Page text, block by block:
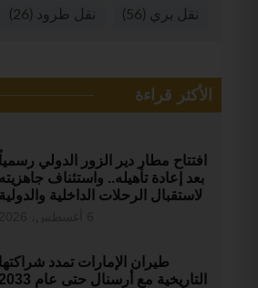
نقل بري (56) نقل طرود (26)
الأكثر قراءة
افتتاح مطار دير الزور الدولي رسمياً
بعد إعادة تأهيله.. واستئناف جاهزيته
لاستقبال الرحلات الداخلية والدولية
طيران الإمارات تمدد شراكتها
التاريخية مع أرسنال حتى عام 2033